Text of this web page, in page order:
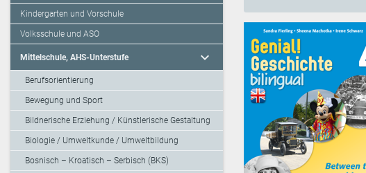
Kindergarten und Vorschule
Volksschule und ASO
Mittelschule, AHS-Unterstufe expand_more
Berufsorientierung
Bewegung und Sport
Bildnerische Erziehung / Künstlerische Gestaltung
Biologie / Umweltkunde / Umweltbildung
Bosnisch – Kroatisch – Serbisch (BKS)